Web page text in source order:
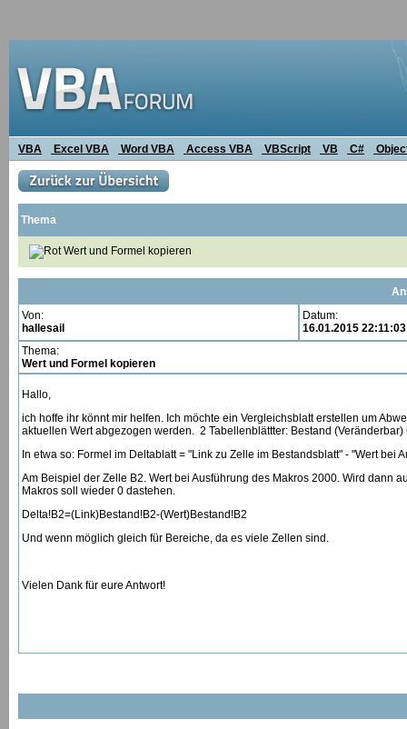
VBA Excel VBA Word VBA Access VBA VBScript VB C#
Thema
Wert und Formel kopieren
Von:
hallesail
Datum:
16.01.2015 22:11:03
Thema:
Wert und Formel kopieren
Hallo,
ich hoffe ihr könnt mir helfen. Ich möchte ein Vergleichsblatt erstellen um
aktuellen Wert abgezogen werden. 2 Tabellenblättter: Bestand
In etwa so: Formel im Deltablatt = "Link zu Zelle im Bestandsblatt" - "Wert bei
Am Beispiel der Zelle B2. Wert bei Ausführung des Makros 2000. Wird dann
Makros soll wieder 0 dastehen.
Delta!B2=(Link)Bestand!B2-(Wert)Bestand!B2
Und wenn möglich gleich für Bereiche, da es viele Zellen sind.
Vielen Dank für eure Antwort!